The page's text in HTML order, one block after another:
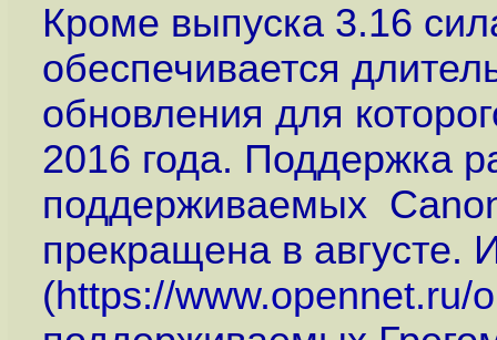
Кроме выпуска 3.16
обеспечивается
обновления для
2016 года. Поддержка
поддерживаемых
прекращена в августе.
(https://www.opennet.ru/